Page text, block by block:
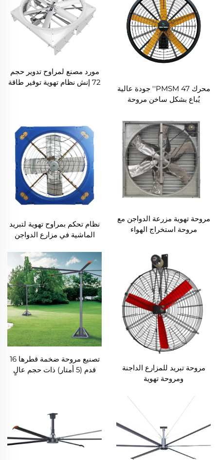
محرك PMSM 47'' جودة عالية
يُباع بشكل ساخن مروحة
بمرحلة واحدة 50 هرتز لمخازن
مورد مصنع لمراوح تدوير حجم
72 إنش نظام تهوية توفير طاقة
مروحة تهوية مزرعة الدواجن مع
مروحة استخراج الهواء
نظام تحكم بمراوح تهوية لتبريد
الماشية في مزارع الدواجن
مروحة تبريد للمزارع الداجنة
ومروحة تهوية
تصنيع مروحة ضخمة قطرها 16
قدم (5 أمتار) ذات حجم عالٍ